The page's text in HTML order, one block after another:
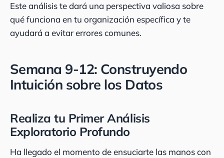
Este análisis te dará una perspectiva valiosa sobre
qué funciona en tu organización específica y te
ayudará a evitar errores comunes.
Semana 9-12: Construyendo
Intuición sobre los Datos
Realiza tu Primer Análisis
Exploratorio Profundo
Ha llegado el momento de ensuciarte las manos con